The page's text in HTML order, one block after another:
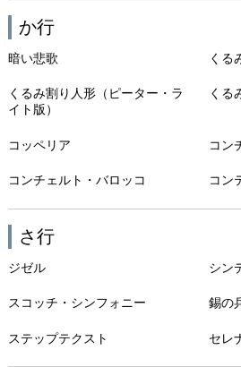
か行
暗い悲歌 くる
くるみ割り人形（ピーター・ラ
イト版）
くる
コッペリア コン
コンチェルト・バロッコ コン
さ行
ジゼル シン
スコッチ・シンフォニー 錫の
ステップテクスト セレ